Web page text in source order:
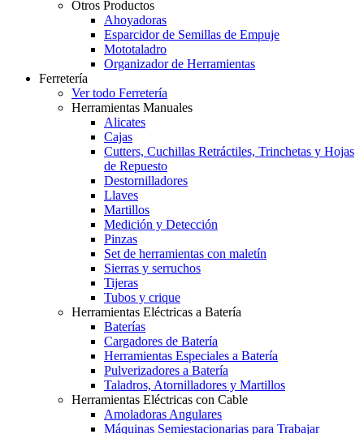
Otros Productos
Ahoyadoras
Esparcidor de Semillas de Empuje
Mototaladro
Organizador de Herramientas
Ferretería
Ver todo Ferretería
Herramientas Manuales
Alicates
Cajas
Cutters, Cuchillas Retráctiles, Trinchetas y Hojas
de Repuesto
Destornilladores
Llaves
Martillos
Medición y Detección
Pinzas
Set de herramientas con maletín
Sierras y serruchos
Tijeras
Tubos y crique
Herramientas Eléctricas a Batería
Baterías
Cargadores de Batería
Herramientas Especiales a Batería
Pulverizadores a Batería
Taladros, Atornilladores y Martillos
Herramientas Eléctricas con Cable
Amoladoras Angulares
Máquinas Semiestacionarias para Trabajar